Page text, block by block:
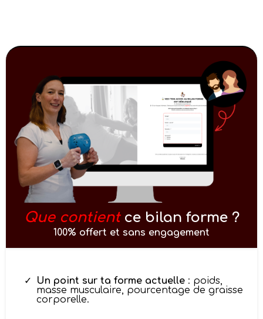
Que contientce bilan forme ?
100% offert et sans engagement
Un point sur ta forme actuelle : poids,
masse musculaire, pourcentage de graisse
corporelle.